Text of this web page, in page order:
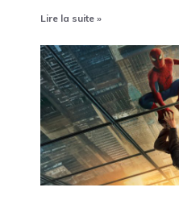
Lire la suite »